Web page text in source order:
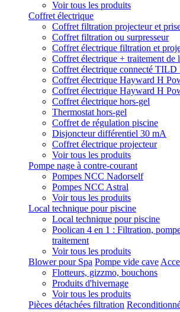
Voir tous les produits
Coffret électrique
Coffret filtration projecteur et
Coffret filtration ou surpresseur
Coffret électrique filtration et
Coffret électrique + traitement de
Coffret électrique connecté TILD
Coffret électrique Hayward H
Coffret électrique Hayward H
Coffret électrique hors-gel
Thermostat hors-gel
Coffret de régulation piscine
Disjoncteur différentiel 30 mA
Coffret électrique projecteur
Voir tous les produits
Pompe nage à contre-courant
Pompes NCC Nadorself
Pompes NCC Astral
Voir tous les produits
Local technique pour piscine
Local technique pour piscine
Poolican 4 en 1 : Filtration,
traitement
Voir tous les produits
Blower pour Spa Pompe vide cave
Flotteurs, gizzmo, bouchons
Produits d'hivernage
Voir tous les produits
Pièces détachées filtration